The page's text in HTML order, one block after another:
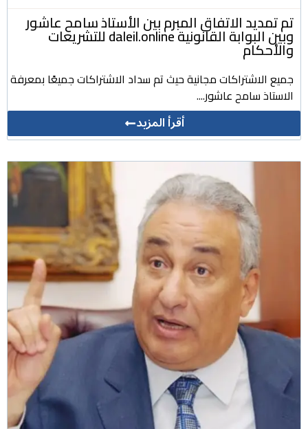
تم تمديد الاتفاق المبرم بين الأستاذ سامح عاشور
وبين البوابة القانونية daleil.online للتشريعات
والأحكام
جميع الاشتراكات مجانية حيث تم سداد الاشتراكات جميعًا بمعرفة
الاستاذ سامح عاشور....
أقرأ المزيد